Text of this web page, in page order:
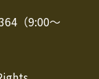
（9:00～